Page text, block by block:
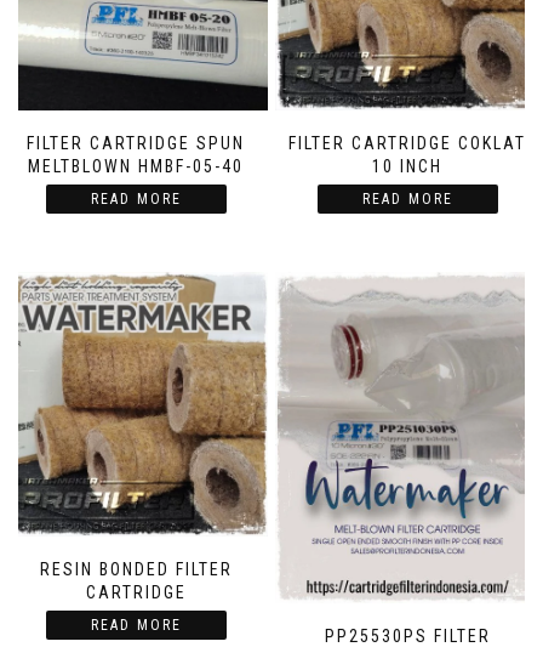
FILTER CARTRIDGE SPUN
MELTBLOWN HMBF-05-40
READ MORE
FILTER CARTRIDGE COKLAT
10 INCH
READ MORE
RESIN BONDED FILTER
CARTRIDGE
READ MORE
PP25530PS FILTER